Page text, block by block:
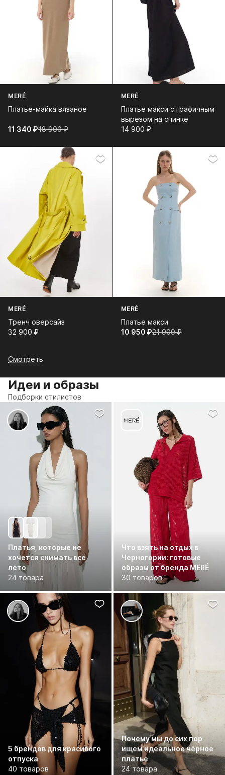
MERÉ
Платье-майка вязаное
11 340⁠ ⁠₽18 900⁠ ⁠₽
MERÉ
Платье макси с графичным
вырезом на спинке
14 900⁠ ⁠₽
MERÉ
Тренч оверсайз
32 900⁠ ⁠₽
MERÉ
Платье макси
10 950⁠ ⁠₽21 900⁠ ⁠₽
Смотреть
Идеи и образы
Подборки стилистов
Платья, которые не
хочется снимать всё
лето
24 товара
Что взять на отдых в
Черногории: готовые
образы от бренда MERÉ
30 товаров
5 брендов для красивого
отпуска
40 товаров
Почему мы до сих пор
ищем идеальное чёрное
платье
24 товара